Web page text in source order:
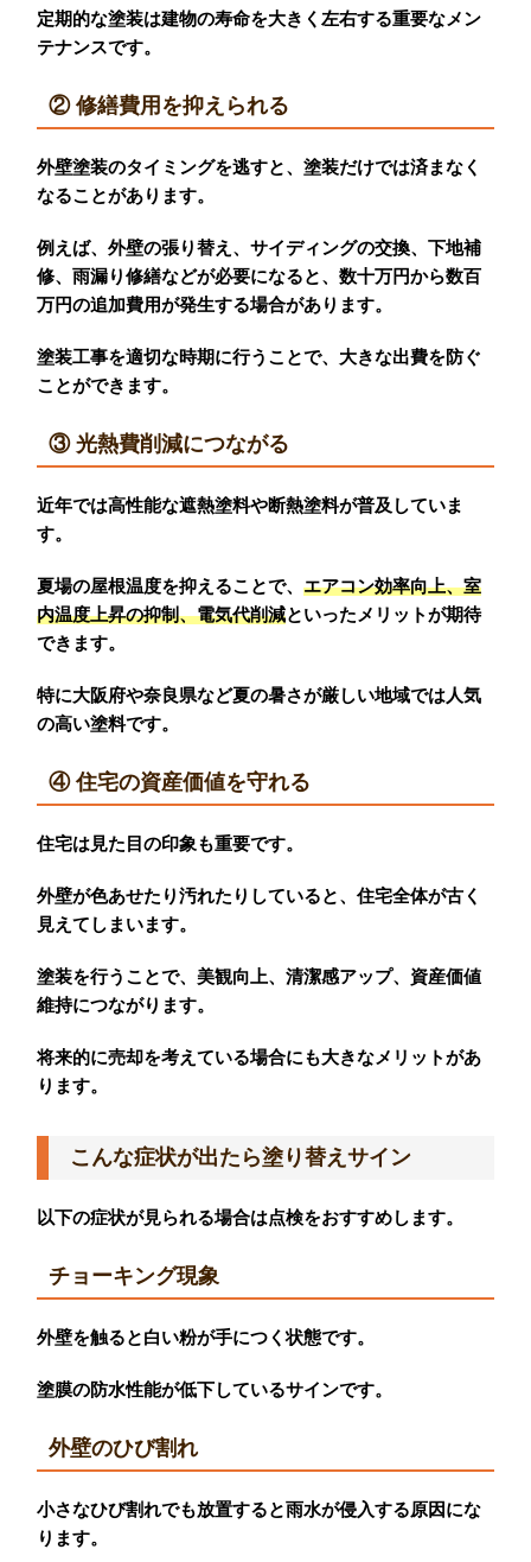
定期的な塗装は建物の寿命を大きく左右する重要なメン
テナンスです。
② 修繕費用を抑えられる
外壁塗装のタイミングを逃すと、塗装だけでは済まなく
なることがあります。
例えば、外壁の張り替え、サイディングの交換、下地補
修、雨漏り修繕などが必要になると、数十万円から数百
万円の追加費用が発生する場合があります。
塗装工事を適切な時期に行うことで、大きな出費を防ぐ
ことができます。
③ 光熱費削減につながる
近年では高性能な遮熱塗料や断熱塗料が普及していま
す。
夏場の屋根温度を抑えることで、エアコン効率向上、室
内温度上昇の抑制、電気代削減といったメリットが期待
できます。
特に大阪府や奈良県など夏の暑さが厳しい地域では人気
の高い塗料です。
④ 住宅の資産価値を守れる
住宅は見た目の印象も重要です。
外壁が色あせたり汚れたりしていると、住宅全体が古く
見えてしまいます。
塗装を行うことで、美観向上、清潔感アップ、資産価値
維持につながります。
将来的に売却を考えている場合にも大きなメリットがあ
ります。
こんな症状が出たら塗り替えサイン
以下の症状が見られる場合は点検をおすすめします。
チョーキング現象
外壁を触ると白い粉が手につく状態です。
塗膜の防水性能が低下しているサインです。
外壁のひび割れ
小さなひび割れでも放置すると雨水が侵入する原因にな
ります。